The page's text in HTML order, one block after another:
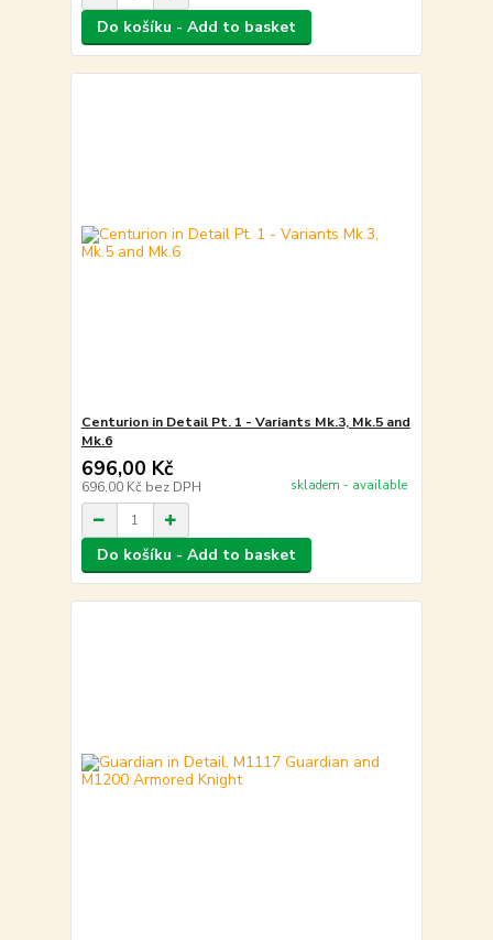
Do košíku - Add to basket
Centurion in Detail Pt. 1 - Variants Mk.3, Mk.5 and
Mk.6
696,00 Kč
696,00 Kč bez DPH skladem - available
Do košíku - Add to basket